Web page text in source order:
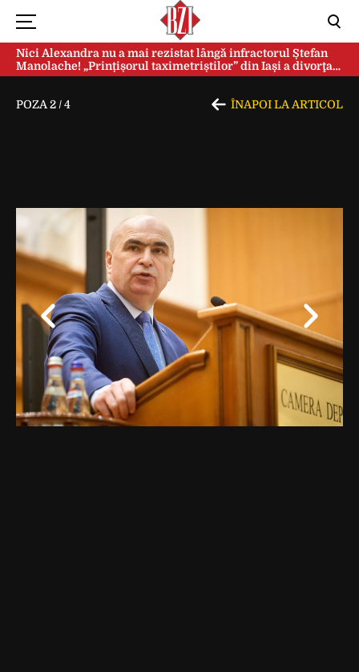
Nici Alexandra nu a mai rezistat lângă infractorul Ștefan
Manolache! „Prințișorul taximetriștilor” din Iași a divorţat
după doi ani de căsnicie
POZA 2 /4 ÎNAPOI LA ARTICOL